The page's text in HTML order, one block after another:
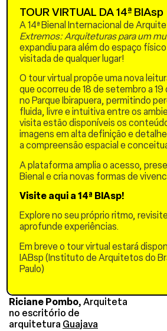
sustentabilidade e
resiliência é uma
oportunidade vital para
cidades ao redor do mundo.
Elisabete
França,Secretária
Municipal de Urbanismo e
Licenciamento de Sao
Paulo
Maria Teresa
Fedeli,Secretária
Executiva do Programa
Espíndola,Analista de
Politicas Publicas e Gestao
Governamental na
SECLIMA – São Paulo
Denise Duarte,
Riciane Pombo, Arquiteta
no escritório de
arquitetura Guajava
TOUR VIRTUAL DA 14ª BIAsp
A 14ª Bienal Internacional de
Extremos: Arquiteturas para um
expandiu para além do espaço
visitada de qualquer lugar!
O tour virtual propõe uma nova
que ocorreu de 18 de setembro a
no Parque Ibirapuera, permitindo
fluida, livre e intuitiva entre os
visita estão disponíveis os
imagens em alta definição e
a compreensão espacial e
A plataforma amplia o acesso,
Bienal e cria novas formas de
Visite aqui a 14ª BIAsp!
Explore no seu próprio ritmo,
aprofunde experiências.
Em breve o tour virtual estará
IABsp (Instituto de Arquitetos do
Paulo)